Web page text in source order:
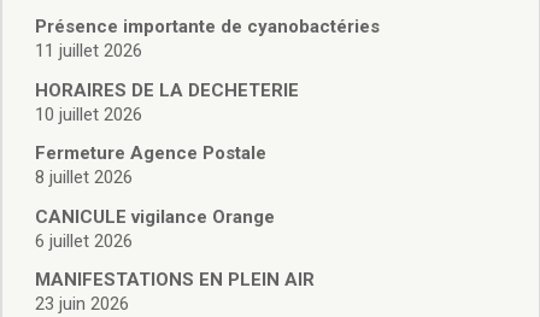
Inscriptions sur les listes électorales
Plan Local d’Urbanisme intercommunal
Actes d’état civil
Budgets
Budget de Fonctionnement
Budget d’Investissement
Conseils municipaux
Règlement du conseil municipal
Déliberations 2026
Présence importante de cyanobactéries
11 juillet 2026
HORAIRES DE LA DECHETERIE
10 juillet 2026
Fermeture Agence Postale
8 juillet 2026
CANICULE vigilance Orange
6 juillet 2026
MANIFESTATIONS EN PLEIN AIR
23 juin 2026